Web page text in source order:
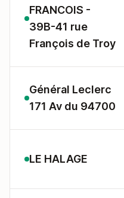
FRANCOIS -
39B-41 rue
François de Troy
Général Leclerc
171 Av du 94700
LE HALAGE